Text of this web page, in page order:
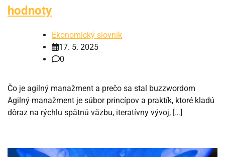
hodnoty
Ekonomický slovník
17. 5. 2025
0
Čo je agilný manažment a prečo sa stal buzzwordom
Agilný manažment je súbor princípov a praktík, ktoré kladú
dôraz na rýchlu spätnú väzbu, iteratívny vývoj, […]